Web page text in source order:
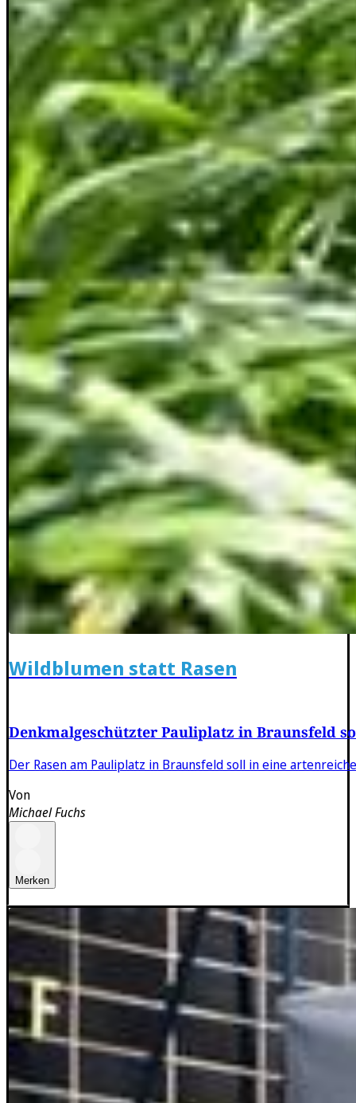
Wildblumen statt Rasen
Denkmalgeschützter Pauliplatz in Braunsfeld
Der Rasen am Pauliplatz in Braunsfeld soll in eine
Von
Michael Fuchs
Merken